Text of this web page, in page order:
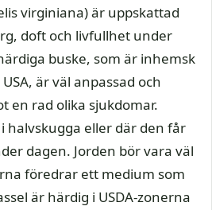
virginiana) är uppskattad
doft och livfullhet under
buske, som är inhemsk
är väl anpassad och
en rad olika sjukdomar.
halvskugga eller där den får
dagen. Jorden bör vara väl
föredrar ett medium som
är härdig i USDA-zonerna